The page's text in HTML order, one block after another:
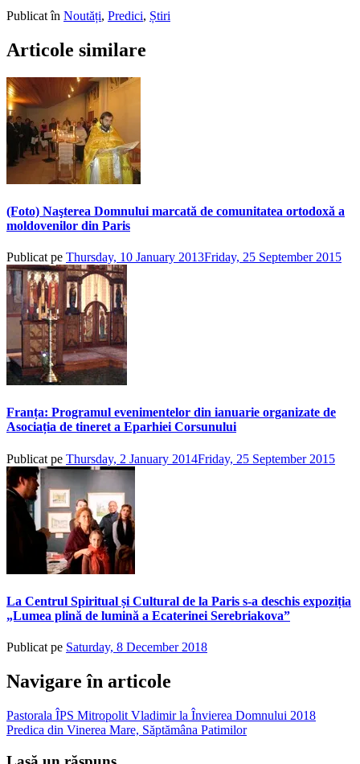
Publicat în Noutăți, Predici, Știri
Articole similare
(Foto) Naşterea Domnului marcată de comunitatea ortodoxă a
moldovenilor din Paris
Publicat pe Thursday, 10 January 2013Friday, 25 September 2015
Franța: Programul evenimentelor din ianuarie organizate de
Asociația de tineret a Eparhiei Corsunului
Publicat pe Thursday, 2 January 2014Friday, 25 September 2015
La Centrul Spiritual și Cultural de la Paris s-a deschis expoziția
„Lumea plină de lumină a Ecaterinei Serebriakova”
Publicat pe Saturday, 8 December 2018
Navigare în articole
Pastorala ÎPS Mitropolit Vladimir la Învierea Domnului 2018
Predica din Vinerea Mare, Săptămâna Patimilor